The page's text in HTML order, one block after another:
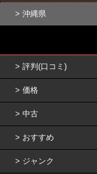
沖縄県
評判(口コミ)
価格
中古
おすすめ
ジャンク